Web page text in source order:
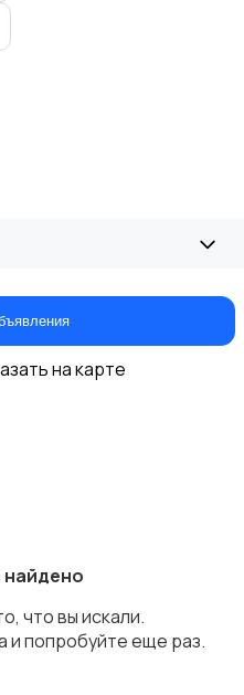
на карте
найдено
что вы искали.
и попробуйте еще раз.